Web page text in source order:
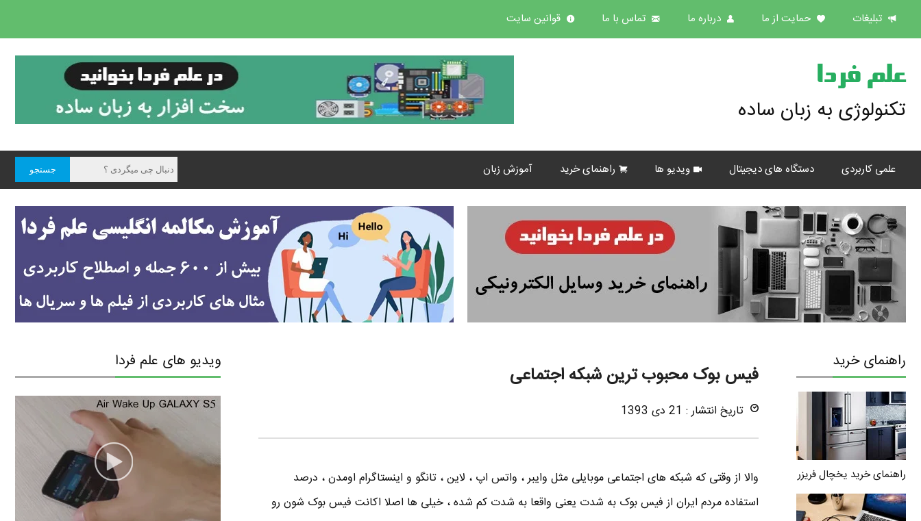
تبلیغات حمایت از ما درباره ما تماس با ما قوانین سایت
علم فردا
تکنولوژی به زبان ساده
علمی کاربردی دستگاه های دیجیتال ویدیو ها راهنمای خرید آموزش زبان
راهنمای خرید
راهنمای خرید یخچال فریزر
فیس بوک محبوب ترین شبکه اجتماعی
تاریخ انتشار : 21 دی 1393
والا از وقتی که شبکه های اجتماعی موبایلی مثل وایبر ، واتس اپ ، لاین ، تانگو و اینستاگرام اومدن ، درصد
استفاده مردم ایران از فیس بوک به شدت یعنی واقعا به شدت کم شده ، خیلی ها اصلا اکانت فیس بوک شون رو
ویدیو های علم فردا